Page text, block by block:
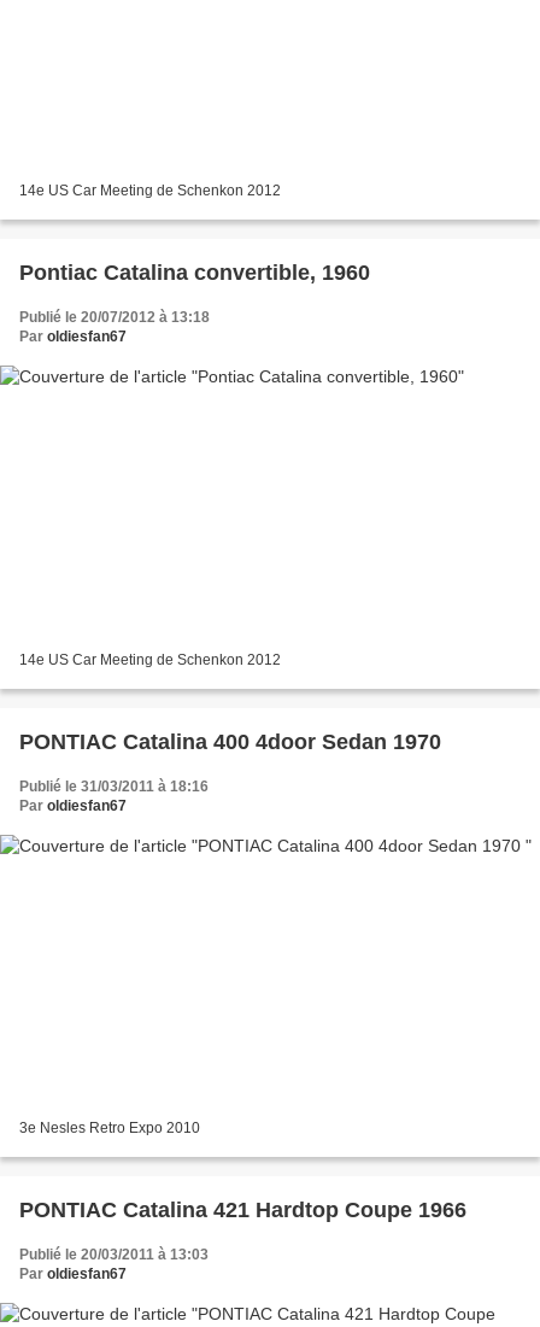
14e US Car Meeting de Schenkon 2012
Pontiac Catalina convertible, 1960
Publié le 20/07/2012 à 13:18
Par oldiesfan67
14e US Car Meeting de Schenkon 2012
PONTIAC Catalina 400 4door Sedan 1970
Publié le 31/03/2011 à 18:16
Par oldiesfan67
3e Nesles Retro Expo 2010
PONTIAC Catalina 421 Hardtop Coupe 1966
Publié le 20/03/2011 à 13:03
Par oldiesfan67